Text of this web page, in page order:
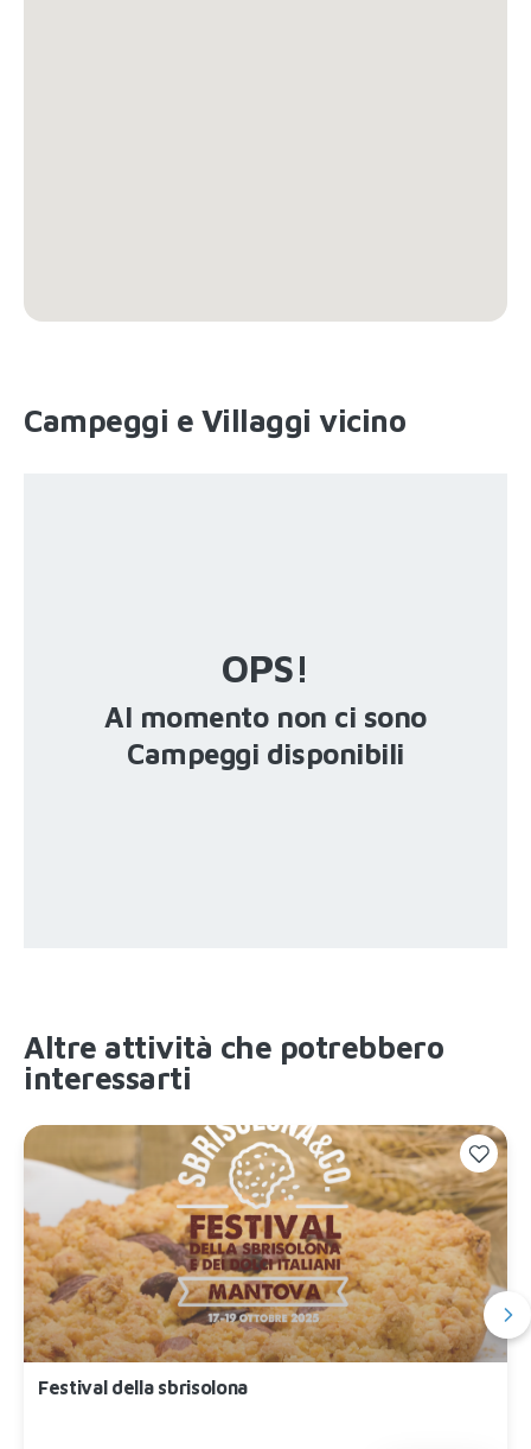
Campeggi e Villaggi vicino
OPS!
Al momento non ci sono
Campeggi disponibili
Altre attività che potrebbero
interessarti
Festival della sbrisolona